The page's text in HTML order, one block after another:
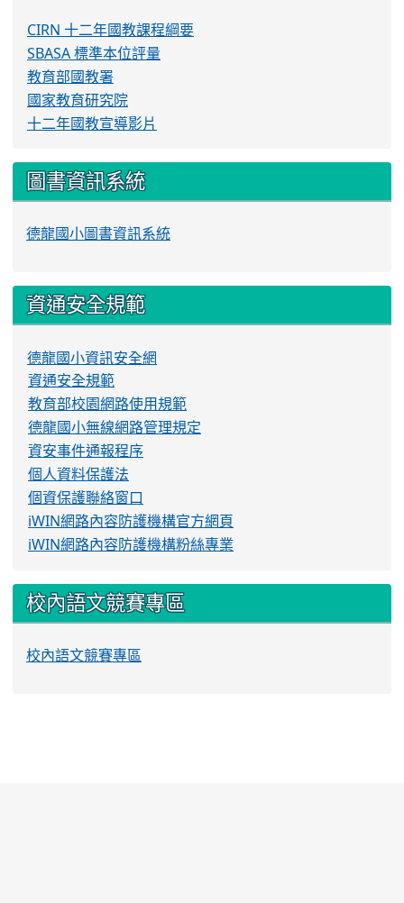
CIRN 十二年國教課程綱要
SBASA 標準本位評量
教育部國教署
國家教育研究院
十二年國教宣導影片
圖書資訊系統
德龍國小圖書資訊系統
資通安全規範
德龍國小資訊安全網
資通安全規範
教育部校園網路使用規範
德龍國小無線網路管理規定
資安事件通報程序
個人資料保護法
個資保護聯絡窗口
iWIN網路內容防護機構官方網頁
iWIN網路內容防護機構粉絲專業
校內語文競賽專區
校內語文競賽專區